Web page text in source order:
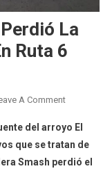
La
Ruta 6
A CommentOn
Joven
Perdió
del arroyo El
que se tratan de
Smash perdió el